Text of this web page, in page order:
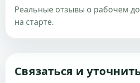
Реальные отзывы о рабочем
на старте.
Связаться и